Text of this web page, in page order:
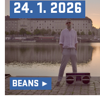
24. 1. 2026
BEANS ►